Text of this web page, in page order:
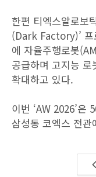
한편 티엑스알로보
(Dark Factory)’ 프
에 자율주행로봇
공급하며 고지능
확대하고 있다.
이번 ‘AW 2026’은
삼성동 코엑스 전